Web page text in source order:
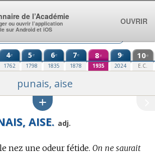
4e
1762
5e
1798
6e
1835
7e
1878
8e
1935
9e
2024
10e
E.C.
punais, aise
AISE. adj.
nez une odeur fétide. On ne saurait
de l’Académie
ou ouvrir l’application
sur Android et iOS
OUVRIR